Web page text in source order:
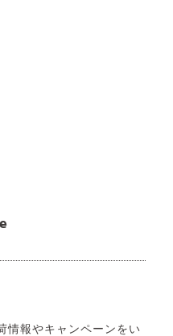
情報やキャンペーンをい